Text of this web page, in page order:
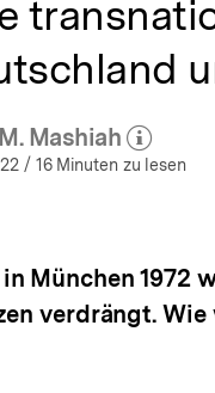
Mashiah
(Mehr zumöffnen
/ 16 Minuten zu lesen
München
verdrängt.